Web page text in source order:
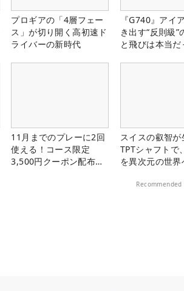
プロギアの「4層フェー
ス」が切り開く高初速ド
ライバーの新時代
『G740』アイ
き出す“反則級”
と飛びは本当
11月までのプレーに2回
使える！コース限定
3,500円クーポン配布
スイスの叡智
TPTシャフトで
を異次元の世界
Recommended